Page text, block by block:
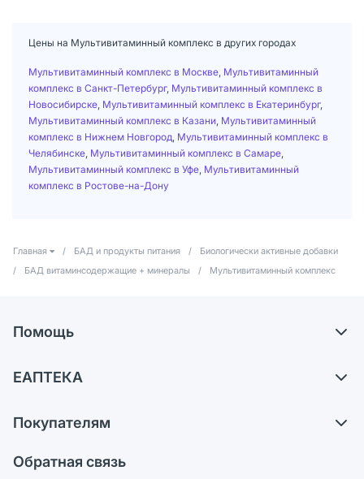
Цены на Мультивитаминный комплекс в других городах
Мультивитаминный комплекс в Москве Мультивитаминный
комплекс в Санкт-Петербург, Мультивитаминный комплекс в
Новосибирске Мультивитаминный комплекс в Екатеринбург,
Мультивитаминный комплекс в Казани Мультивитаминный
комплекс в Нижнем Новгород Мультивитаминный комплекс в
Челябинске Мультивитаминный комплекс в Самаре
Мультивитаминный комплекс в Уфе Мультивитаминный
комплекс в Ростове-на-Дону
Главная / БАД и продукты питания /
Биологически активные добавки
/
БАД витаминсодержащие + минералы / Мультивитаминный комплекс
Помощь
Самовывоз из аптек
Ответы на вопросы
ЕАПТЕКА
Карьера
Поставщики
Покупателям
Обратная связь